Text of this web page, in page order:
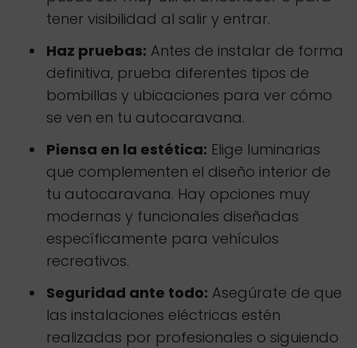
tener visibilidad al salir y entrar.
Haz pruebas: Antes de instalar de forma
definitiva, prueba diferentes tipos de
bombillas y ubicaciones para ver cómo
se ven en tu autocaravana.
Piensa en la estética: Elige luminarias
que complementen el diseño interior de
tu autocaravana. Hay opciones muy
modernas y funcionales diseñadas
específicamente para vehículos
recreativos.
Seguridad ante todo: Asegúrate de que
las instalaciones eléctricas estén
realizadas por profesionales o siguiendo